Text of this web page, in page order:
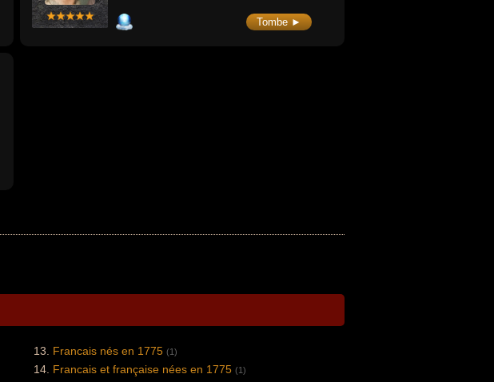
Tombe ►
Francais nés en 1775 (1)
Francais et française nées en 1775 (1)